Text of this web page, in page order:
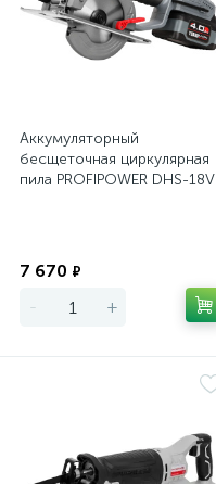
Аккумуляторный
бесщеточная циркулярная
пила PROFIPOWER DHS-18V
7 670 ₽
- +